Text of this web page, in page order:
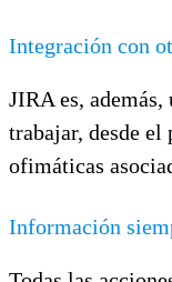
Integración con
JIRA es,
trabajar, desde el
ofimáticas
Información